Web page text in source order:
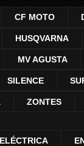
CF MOTO
HUSQVARNA
MV AGUSTA
SILENCE
ZONTES
ELÉCTRICA